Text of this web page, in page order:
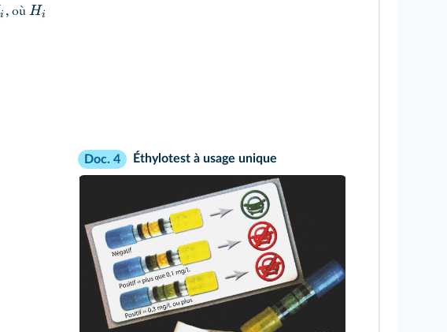
i , où Hi
Doc. 4 Éthylotest à usage unique